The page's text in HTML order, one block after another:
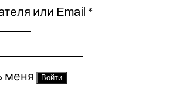
или Email *Обязательно
меня Войти